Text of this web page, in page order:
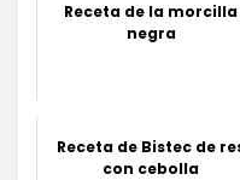
Receta de la morcilla
negra
Receta de Bistec de
con cebolla